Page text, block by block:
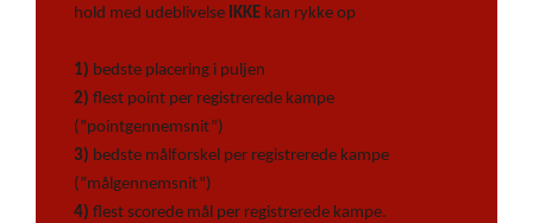
hold med udeblivelse IKKE kan rykke op
1) bedste placering i puljen
2) flest point per registrerede kampe
(”pointgennemsnit”)
3) bedste målforskel per registrerede kampe
(”målgennemsnit”)
4) flest scorede mål per registrerede kampe.